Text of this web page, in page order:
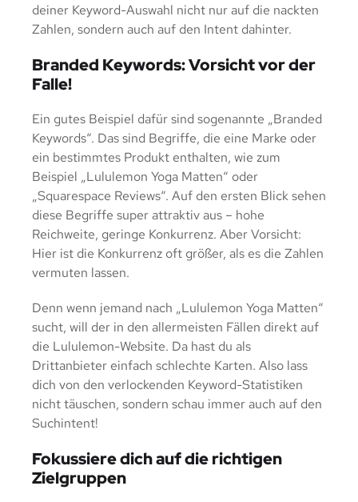
deiner Keyword-Auswahl nicht nur auf die nackten
Zahlen, sondern auch auf den Intent dahinter.
Branded Keywords: Vorsicht vor der
Falle!
Ein gutes Beispiel dafür sind sogenannte „Branded
Keywords“. Das sind Begriffe, die eine Marke oder
ein bestimmtes Produkt enthalten, wie zum
Beispiel „Lululemon Yoga Matten“ oder
„Squarespace Reviews“. Auf den ersten Blick sehen
diese Begriffe super attraktiv aus – hohe
Reichweite, geringe Konkurrenz. Aber Vorsicht:
Hier ist die Konkurrenz oft größer, als es die Zahlen
vermuten lassen.
Denn wenn jemand nach „Lululemon Yoga Matten“
sucht, will der in den allermeisten Fällen direkt auf
die Lululemon-Website. Da hast du als
Drittanbieter einfach schlechte Karten. Also lass
dich von den verlockenden Keyword-Statistiken
nicht täuschen, sondern schau immer auch auf den
Suchintent!
Fokussiere dich auf die richtigen
Zielgruppen